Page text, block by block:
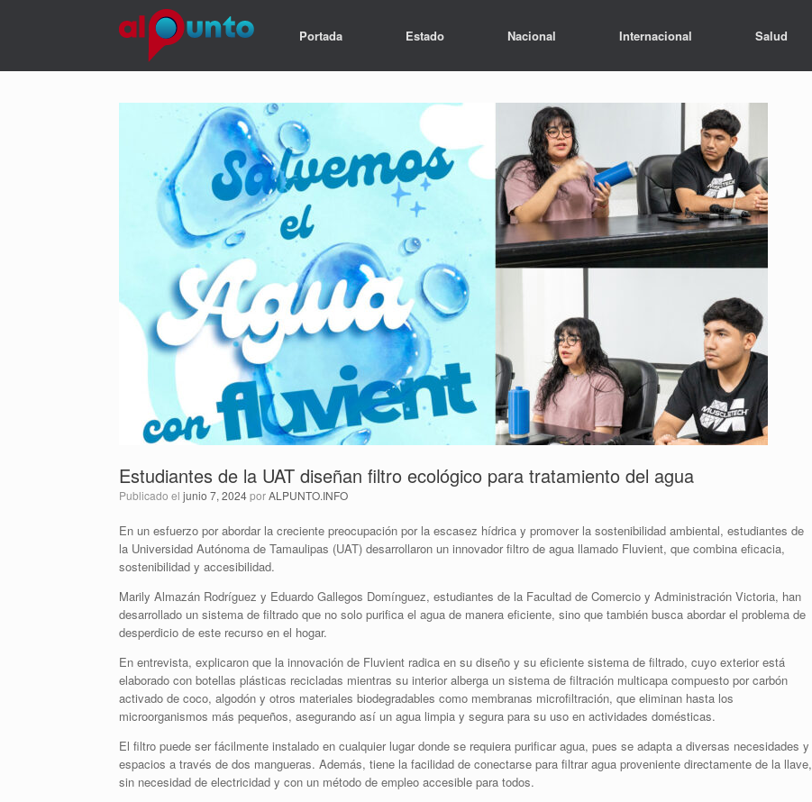
Portada Estado Nacional Internacional Salud
Estudiantes de la UAT diseñan filtro ecológico para tratamiento del agua
Publicado el junio 7, 2024porALPUNTO.INFO
En un esfuerzo por abordar la creciente preocupación por la escasez hídrica y promover la sostenibilidad ambiental, estudiantes de
la Universidad Autónoma de Tamaulipas (UAT) desarrollaron un innovador filtro de agua llamado Fluvient, que combina eficacia,
sostenibilidad y accesibilidad.
Marily Almazán Rodríguez y Eduardo Gallegos Domínguez, estudiantes de la Facultad de Comercio y Administración Victoria, han
desarrollado un sistema de filtrado que no solo purifica el agua de manera eficiente, sino que también busca abordar el problema de
desperdicio de este recurso en el hogar.
En entrevista, explicaron que la innovación de Fluvient radica en su diseño y su eficiente sistema de filtrado, cuyo exterior está
elaborado con botellas plásticas recicladas mientras su interior alberga un sistema de filtración multicapa compuesto por carbón
activado de coco, algodón y otros materiales biodegradables como membranas microfiltración, que eliminan hasta los
microorganismos más pequeños, asegurando así un agua limpia y segura para su uso en actividades domésticas.
El filtro puede ser fácilmente instalado en cualquier lugar donde se requiera purificar agua, pues se adapta a diversas necesidades y
espacios a través de dos mangueras. Además, tiene la facilidad de conectarse para filtrar agua proveniente directamente de la llave,
sin necesidad de electricidad y con un método de empleo accesible para todos.